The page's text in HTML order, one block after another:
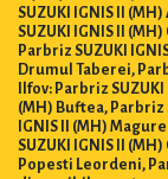
SUZUKI IGNIS II
SUZUKI IGNIS II
Parbriz SUZUKI
Drumul Taberei,
Ilfov: Parbriz
(MH) Buftea, Parbriz
IGNIS II (MH)
SUZUKI IGNIS II
Popesti Leordeni,